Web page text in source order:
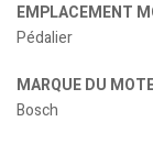
EMPLACEMENT
Pédalier
MARQUE DU
Bosch